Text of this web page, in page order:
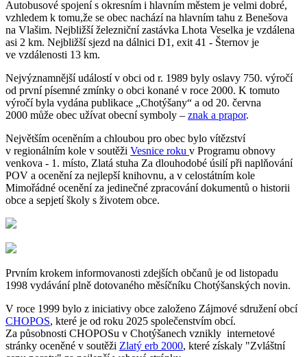
Autobusové spojení s okresním i hlavním městem je velmi dobré,
vzhledem k tomu,že se obec nachází na hlavním tahu z Benešova
na Vlašim. Nejbližší železniční zastávka Lhota Veselka je vzdálena
asi 2 km. Nejbližší sjezd na dálnici D1, exit 41 - Šternov je
ve vzdálenosti 13 km.
Nejvýznamnější událostí v obci od r. 1989 byly oslavy 750. výročí
od první písemné zmínky o obci konané v roce 2000. K tomuto
výročí byla vydána publikace „Chotýšany“ a od 20. června
2000 může obec užívat obecní symboly – znak a prapor.
Největším oceněním a chloubou pro obec bylo vítězství
v regionálním kole v soutěži Vesnice roku v Programu obnovy
venkova - 1. místo, Zlatá stuha Za dlouhodobé úsilí při naplňování
POV a ocenění za nejlepší knihovnu, a v celostátním kole
Mimořádné ocenění za jedinečné zpracování dokumentů o historii
obce a sepjetí školy s životem obce.
Prvním krokem informovanosti zdejších občanů je od listopadu
1998 vydávání plně dotovaného měsíčníku Chotýšanských novin.
V roce 1999 bylo z iniciativy obce založeno Zájmové sdružení obcí
CHOPOS, které je od roku 2025 společenstvím obcí.
Za působnosti CHOPOSu v Chotýšanech vznikly internetové
stránky oceněné v soutěži Zlatý erb 2000, které získaly "Zvláštní